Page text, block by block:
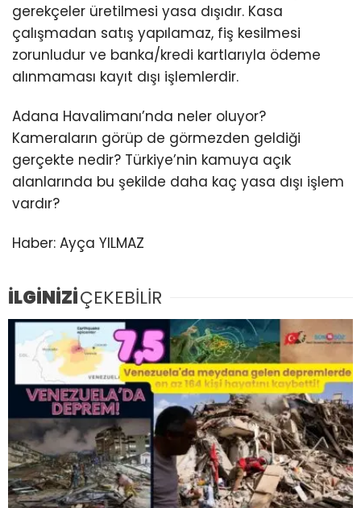
gerekçeler üretilmesi yasa dışıdır. Kasa
çalışmadan satış yapılamaz, fiş kesilmesi
zorunludur ve banka/kredi kartlarıyla ödeme
alınmaması kayıt dışı işlemlerdir.
Adana Havalimanı’nda neler oluyor?
Kameraların görüp de görmezden geldiği
gerçekte nedir? Türkiye’nin kamuya açık
alanlarında bu şekilde daha kaç yasa dışı işlem
vardır?
Haber: Ayça YILMAZ
İLGİNİZİÇEKEBİLİR